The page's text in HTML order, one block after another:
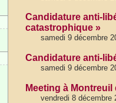
Candidature anti-
catastrophique »
samedi 9 décembre
Candidature anti-
samedi 9 décembre
Meeting à
vendredi 8 décembre